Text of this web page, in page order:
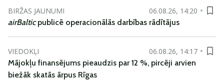
BIRŽAS JAUNUMI
06.08.26, 14:20
airBalticpublicē operacionālās darbības rādītājus
VIEDOKĻI
06.08.26, 14:17
Mājokļu finansējums pieaudzis par 12 %, pircēji arvien
biežāk skatās ārpus Rīgas